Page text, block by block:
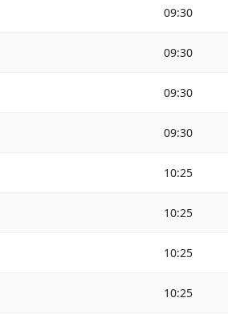
09:30
09:30
09:30
09:30
10:25
10:25
10:25
10:25